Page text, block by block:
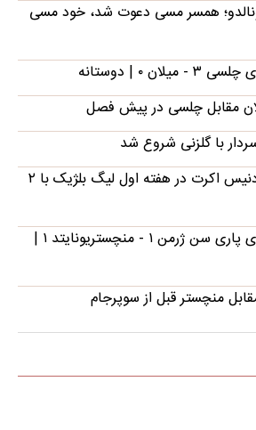
همسر مسی دعوت شد، خود مسی
۰ | دوستانه
مقابل چلسی در پیش فصل
با گلزنی شروع شد
ببینید؛ درخشش دنیس اکرت در هفته اول لیگ بلژیک با ۲
ببینید؛ خلاصه بازی پاری سن ژرمن ۱ - منچستریونایتد ۱ |
منچستر قبل از سوپرجام